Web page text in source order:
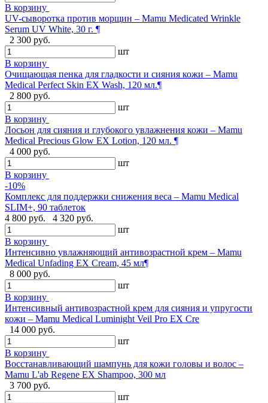
В корзину
UV-сыворотка против морщин – Mamu Medicated Wrinkle
Serum UV White, 30 г. ¶
2 300 руб.
шт
В корзину
Очищающая пенка для гладкости и сияния кожи – Mamu
Medical Perfect Skin EX Wash, 120 мл.¶
2 800 руб.
шт
В корзину
Лосьон для сияния и глубокого увлажнения кожи – Mamu
Medical Precious Glow EX Lotion, 120 мл. ¶
4 000 руб.
шт
В корзину
-10%
Комплекс для поддержки снижения веса – Mamu Medical
SLIM+, 90 таблеток
4 800 руб.
4 320 руб.
шт
В корзину
Интенсивно увлажняющий антивозрастной крем – Mamu
Medical Unfading EX Cream, 45 мл¶
8 000 руб.
шт
В корзину
Интенсивный антивозрастной крем для сияния и упругости
кожи – Mamu Medical Luminight Veil Pro EX Cre
14 000 руб.
шт
В корзину
Восстанавливающий шампунь для кожи головы и волос –
Mamu L'ab Regene EX Shampoo, 300 мл
3 700 руб.
шт